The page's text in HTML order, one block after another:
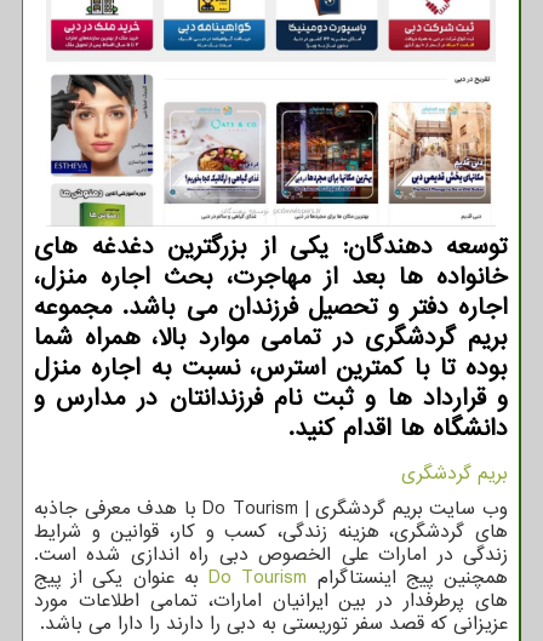
توسعه دهندگان: یکی از بزرگترین دغدغه های
خانواده ها بعد از مهاجرت، بحث اجاره منزل،
اجاره دفتر و تحصیل فرزندان می باشد. مجموعه
بریم گردشگری در تمامی موارد بالا، همراه شما
بوده تا با کمترین استرس، نسبت به اجاره منزل
و قرارداد ها و ثبت نام فرزندانتان در مدارس و
دانشگاه ها اقدام کنید.
بریم گردشگری
وب سایت بریم گردشگری | Do Tourismبا هدف معرفی جاذبه
های گردشگری، هزینه زندگی، کسب و کار، قوانین و شرایط
زندگی در امارات علی الخصوص دبی راه اندازی شده است.
همچنین پیج اینستاگرام Do Tourismبه عنوان یکی از پیج
های پرطرفدار در بین ایرانیان امارات، تمامی اطلاعات مورد
عزیزانی که قصد سفر توریستی به دبی را دارند را دارا می باشد.